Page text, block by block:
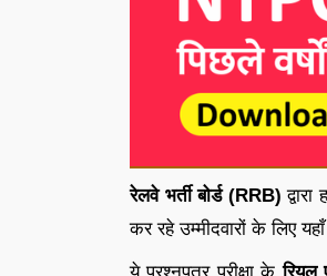
रेलवे भर्ती बोर्ड (RRB)
कर रहे उम्मीदवारों के लिए यहाँ